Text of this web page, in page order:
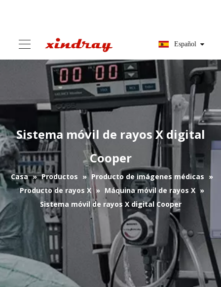
Sistema móvil de rayos X digital
Cooper
Casa Productos » Producto de imágenes médicas
»
Producto de rayos X » Máquina móvil de rayos X
»
Sistema móvil de rayos X digital Cooper